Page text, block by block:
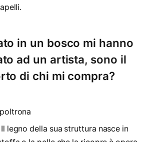
in un bosco mi hanno
ad un artista, sono il
di chi mi compra?
Il legno della sua struttura nasce in